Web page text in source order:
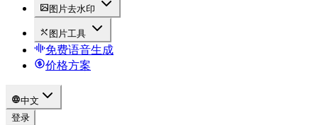
图片去水印
图片工具
免费语音生成
价格方案
中文
登录